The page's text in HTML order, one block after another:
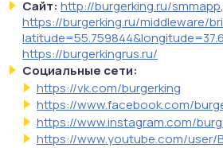
Сайт: http://burgerking.ru/smmapp,
https://burgerking.ru/middleware/
https://burgerkingrus.ru/
Социальные сети:
https://vk.com/burgerking
https://www.facebook.com/
https://www.instagram.com/
https://www.youtube.com/user/